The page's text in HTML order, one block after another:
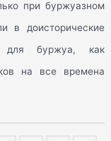
при буржуазном
в доисторические
для буржуа, как
на все времена